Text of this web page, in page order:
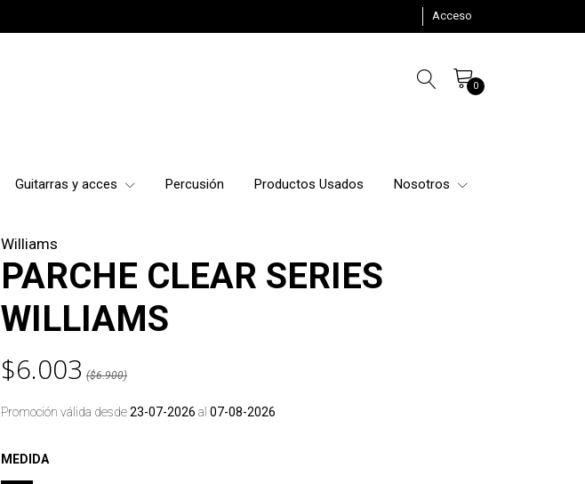
Acceso
0
Guitarras y acces Percusión Productos Usados Nosotros
Williams
PARCHE CLEAR SERIES
WILLIAMS
$6.003 ($6.900)
Promoción válida desde23-07-2026 al 07-08-2026
MEDIDA